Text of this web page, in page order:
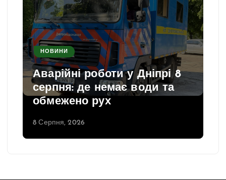
НОВИНИ
Аварійні роботи у Дніпрі 8
серпня: де немає води та
обмежено рух
8 Серпня, 2026